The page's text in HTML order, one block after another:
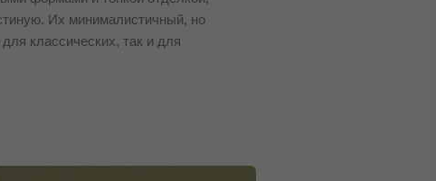
Их минималистичный, но
классических, так и для